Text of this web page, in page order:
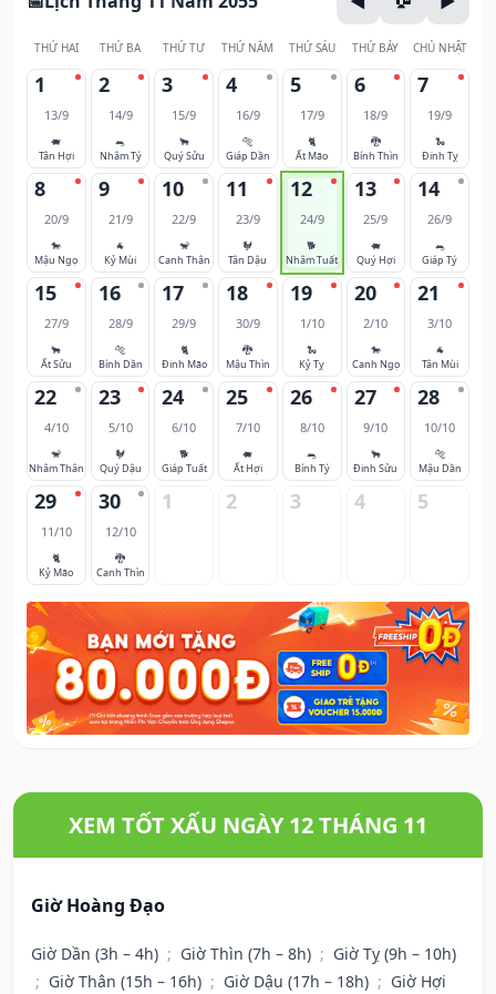
THỨ HAI THỨ BA THỨ TƯ THỨ NĂM THỨ SÁU THỨ BẢY CHỦ NHẬT
1
13/9
🐖
Tân Hợi
2
14/9
🐀
Nhâm Tý
3
15/9
🐂
Quý Sửu
4
16/9
🐅
Giáp Dần
5
17/9
🐈
Ất Mão
6
18/9
🐉
Bính Thìn
7
19/9
🐍
Đinh Tỵ
8
20/9
🐎
Mậu Ngọ
9
21/9
🐐
Kỷ Mùi
10
22/9
🐒
Canh Thân
11
23/9
🐓
Tân Dậu
12
24/9
🐕
Nhâm Tuất
13
25/9
🐖
Quý Hợi
14
26/9
🐀
Giáp Tý
15
27/9
🐂
Ất Sửu
16
28/9
🐅
Bính Dần
17
29/9
🐈
Đinh Mão
18
30/9
🐉
Mậu Thìn
19
1/10
🐍
Kỷ Tỵ
20
2/10
🐎
Canh Ngọ
21
3/10
🐐
Tân Mùi
22
4/10
🐒
Nhâm Thân
23
5/10
🐓
Quý Dậu
24
6/10
🐕
Giáp Tuất
25
7/10
🐖
Ất Hợi
26
8/10
🐀
Bính Tý
27
9/10
🐂
Đinh Sửu
28
10/10
🐅
Mậu Dần
29
11/10
🐈
Kỷ Mão
30
12/10
🐉
Canh Thìn
1 2 3 4 5
XEM TỐT XẤU NGÀY 12 THÁNG 11
Giờ Hoàng Đạo
Giờ Dần (3h – 4h) ; Giờ Thìn (7h – 8h) ; Giờ Tỵ (9h – 10h)
; Giờ Thân (15h – 16h) ; Giờ Dậu (17h – 18h) ; Giờ Hợi